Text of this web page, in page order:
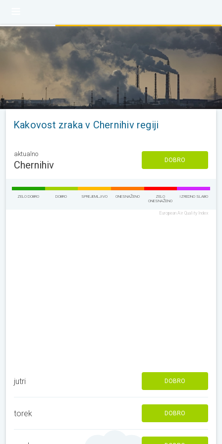
Kakovost zraka v Chernihiv regiji
aktualno
Chernihiv DOBRO
ZELO DOBRO DOBRO SPREJEMLJIVO ONESNAŽENO
ZELO
ONESNAŽENO
IZREDNO SLABO
European Air Quality Index
jutri DOBRO
torek DOBRO